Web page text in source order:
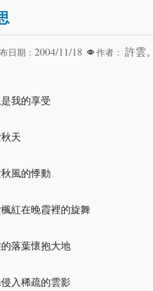
日期： 2004/11/18 作者： 許雲。
我的享受
天
風的悸動
紅在晚霞裡的旋舞
落葉懷抱大地
入稀疏的雲影